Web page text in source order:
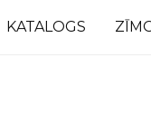
KATALOGS